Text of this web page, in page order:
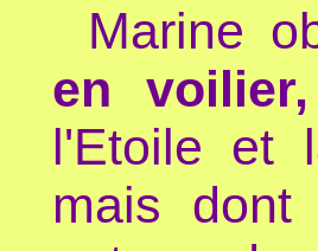
Marine
en voilier,
l'Etoile et
mais